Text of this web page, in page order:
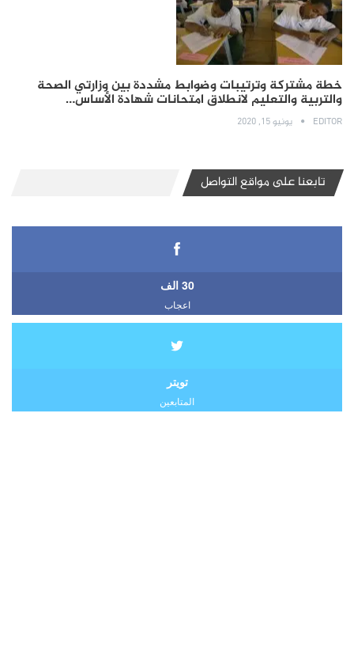
خطة مشتركة وترتيبات وضوابط مشددة بين وزارتي الصحة
والتربية والتعليم لانطلاق امتحانات شهادة الأساس…
EDITOR يونيو 15, 2020
تابعنا على مواقع التواصل
30 الف
اعجاب
تويتر
المتابعين